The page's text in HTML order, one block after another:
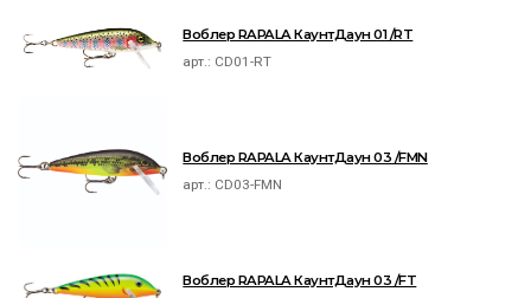
Воблер RAPALA КаунтДаун 01 /RT
арт.: CD01-RT
Воблер RAPALA КаунтДаун 03 /FMN
арт.: CD03-FMN
Воблер RAPALA КаунтДаун 03 /FT